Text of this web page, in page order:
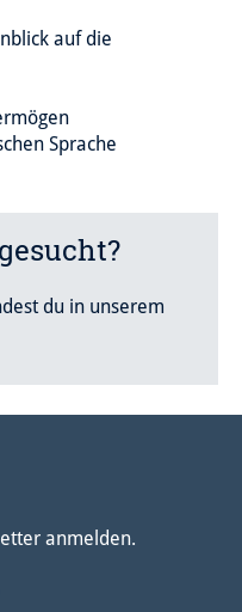
auf die
Sprache
du in unserem
anmelden.